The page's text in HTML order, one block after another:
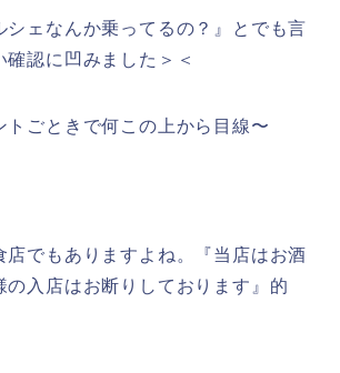
シェなんか乗ってるの？』とでも言
確認に凹みました＞＜
トごときで何この上から目線〜
店でもありますよね。『当店はお酒
の入店はお断りしております』的